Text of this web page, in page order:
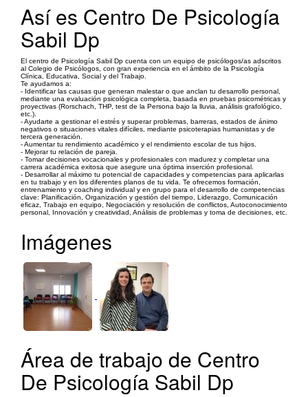
Así es Centro De Psicología
Sabil Dp
El centro de Psicología Sabil Dp cuenta con un equipo de psicólogos/as adscritos
al Colegio de Psicólogos, con gran experiencia en el ámbito de la Psicología
Clínica, Educativa, Social y del Trabajo.
Te ayudamos a:
​- Identificar las causas que generan malestar o que anclan tu desarrollo personal,
mediante una evaluación psicológica completa, basada en pruebas psicométricas y
proyectivas (Rorschach, THP, test de la Persona bajo la lluvia, análisis grafológico,
etc.).
- Ayudarte a gestionar el estrés y superar problemas, barreras, estados de ánimo
negativos o situaciones vitales difíciles, mediante psicoterapias humanistas y de
tercera generación.
- Aumentar tu rendimiento académico y el rendimiento escolar de tus hijos.
- Mejorar tu relación de pareja.
- Tomar decisiones vocacionales y profesionales con madurez y completar una
carrera académica exitosa que asegure una óptima inserción profesional.
- Desarrollar al máximo tu potencial de capacidades y competencias para aplicarlas
en tu trabajo y en los diferentes planos de tu vida. Te ofrecemos formación,
entrenamiento y coaching individual y en grupo para el desarrollo de competencias
clave: Planificación, Organización y gestión del tiempo, Liderazgo, Comunicación
eficaz, Trabajo en equipo, Negociación y resolución de conflictos, Autoconocimiento
personal, Innovación y creatividad, Análisis de problemas y toma de decisiones, etc.
Imágenes
Área de trabajo de Centro
De Psicología Sabil Dp